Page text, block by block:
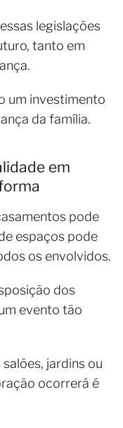
legislações
tanto em
um investimento
da família.
em
pode
espaços pode
os envolvidos.
dos
evento tão
jardins ou
ocorrerá é